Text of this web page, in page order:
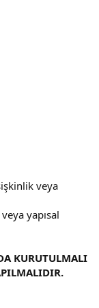
veya
yapısal
KURUTULMALI